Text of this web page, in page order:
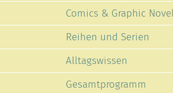
Comics & Graphic
Reihen und Serien
Alltagswissen
Gesamtprogramm